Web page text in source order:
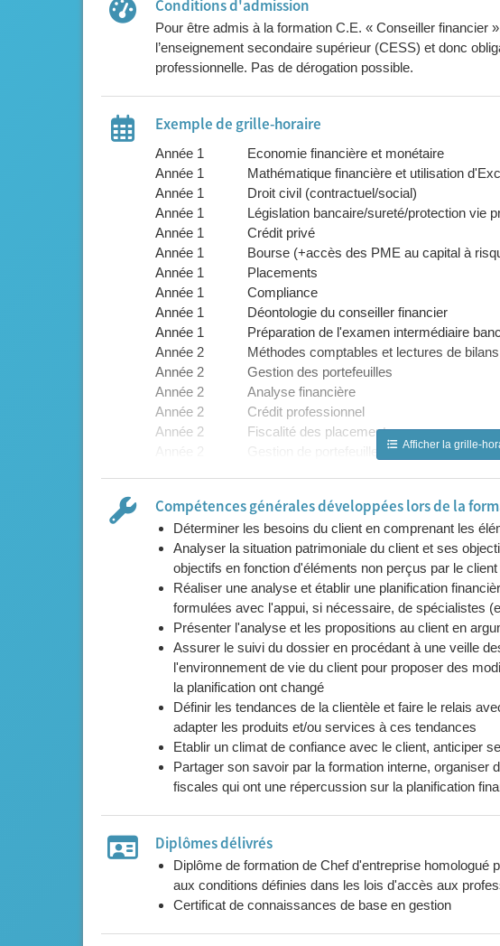
Conditions d'admission
Pour être admis à la formation C.E. « Conseiller financier
l’enseignement secondaire supérieur (CESS) et donc obligation d'une 7ème année réussie pour la filière
professionnelle. Pas de dérogation possible.
Exemple de grille-horaire
Année 1 Economie financière et monétaire
Année 1
Mathématique financière et utilisation
Année 1
Droit civil (contractuel/social)
Année 1
Législation bancaire/sureté/protection vie
Année 1
Crédit privé
Année 1
Bourse (+accès des PME au capital à
Année 1
Placements
Année 1
Compliance
Année 1
Déontologie du conseiller financier
Année 1
Préparation de l'examen intermédiaire
Année 2
Méthodes comptables et lectures de bilans
Année 2
Gestion des portefeuilles
Année 2
Analyse financière
Année 2
Crédit professionnel
Année 2
Fiscalité des placements
Année 2
Marketing, publicité
Année 2
Suivi du TFE
Année 2
Préparation examen intermédiation crédit
Afficher la grille-
Compétences générales développées lors de la
Déterminer les besoins du client en comprenant les
Analyser la situation patrimoniale du client et ses
objectifs en fonction d'éléments non perçus par le client
Réaliser une analyse et établir une planification
formulées avec l'appui, si nécessaire, de spécialistes
Présenter l'analyse et les propositions au client en
Assurer le suivi du dossier en procédant à une veille
l'environnement de vie du client pour proposer des
la planification ont changé
Définir les tendances de la clientèle et faire le relais
adapter les produits et/ou services à ces tendances
Etablir un climat de confiance avec le client, anticiper
Partager son savoir par la formation interne, organiser
fiscales qui ont une répercussion sur la planification
Diplômes délivrés
Diplôme de formation de Chef d'entreprise homologué
aux conditions définies dans les lois d'accès aux
Certificat de connaissances de base en gestion